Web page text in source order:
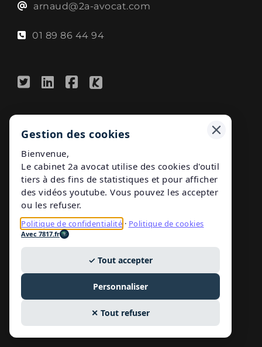
arnaud@2a-avocat.com
01 89 86 44 94
Légal
Politique de confidentialité
Gestion des cookies
Conformité numérique
Avec 7817.fr
Publications
Nos publications en droit du travail
Gestion des cookies
Bienvenue,
Le cabinet 2a avocat utilise des cookies d'outil
tiers à des fins de statistiques et pour afficher
des vidéos youtube. Vous pouvez les accepter
ou les refuser.
Politique de confidentialité · Politique de cookies
Avec 7817.fr
✓ Tout accepter
Personnaliser
✕ Tout refuser